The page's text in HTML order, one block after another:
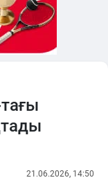
21.06.2026, 14:50